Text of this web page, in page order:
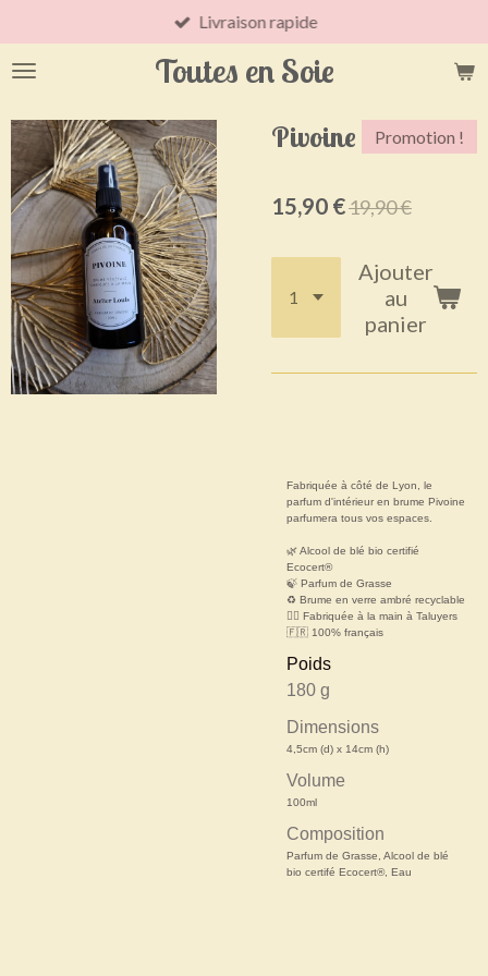
au
contenu
Toutes en Soie
Livraison rapide
Pivoine Promotion !
15,90 €19,90 €
Ajouter
au
panier
Fabriquée à côté de Lyon, le
parfum d'intérieur en brume Pivoine
parfumera tous vos espaces.
🌿 Alcool de blé bio certifié
Ecocert®
🍃 Parfum de Grasse
♻️ Brume en verre ambré recyclable
✋🏼 Fabriquée à la main à Taluyers
🇫🇷 100% français
Poids
180 g
Dimensions
4,5cm (d) x 14cm (h)
Volume
100ml
Composition
Parfum de Grasse, Alcool de blé
bio certifé Ecocert®, Eau